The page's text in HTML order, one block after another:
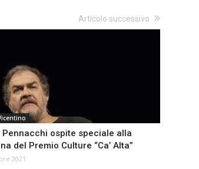
Articolo successivo
Pennacchi ospite speciale alla
del Premio Culture “Ca’ Alta”
2021